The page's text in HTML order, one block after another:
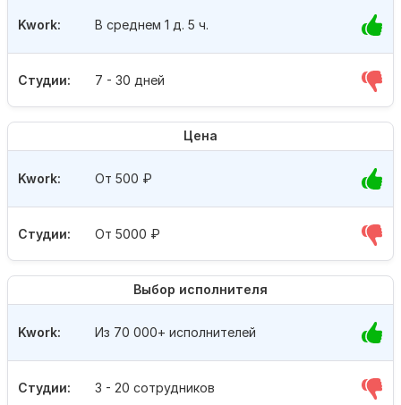
Студии: 7 - 30 дней
Kwork: В среднем 1 д. 5 ч.
Цена
Студии: От 5000 ₽
Kwork: От 500 ₽
Выбор исполнителя
Студии: 3 - 20 сотрудников
Kwork: Из 70 000+ исполнителей